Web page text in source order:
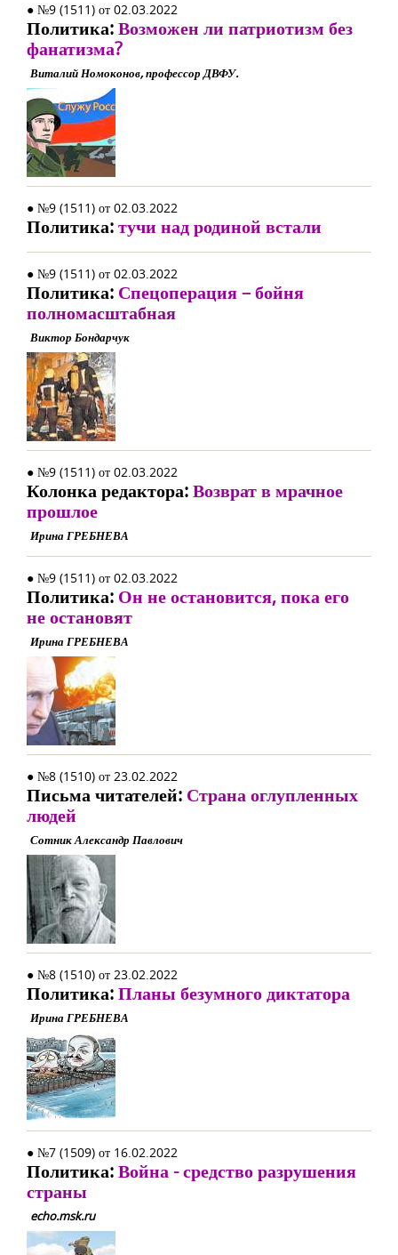
● №9 (1511) от 02.03.2022
Политика:Возможен ли патриотизм без
фанатизма?
Виталий Номоконов, профессор ДВФУ.
● №9 (1511) от 02.03.2022
Политика:тучи над родиной встали
● №9 (1511) от 02.03.2022
Политика: Спецоперация – бойня
полномасштабная
Виктор Бондарчук
● №9 (1511) от 02.03.2022
Колонка редактора:Возврат в мрачное
прошлое
Ирина ГРЕБНЕВА
● №9 (1511) от 02.03.2022
Политика: Он не остановится, пока его
не остановят
Ирина ГРЕБНЕВА
● №8 (1510) от 23.02.2022
Письма читателей: Страна оглупленных
людей
Сотник Александр Павлович
● №8 (1510) от 23.02.2022
Политика:Планы безумного диктатора
Ирина ГРЕБНЕВА
● №7 (1509) от 16.02.2022
Политика:Война - средство разрушения
страны
echo.msk.ru